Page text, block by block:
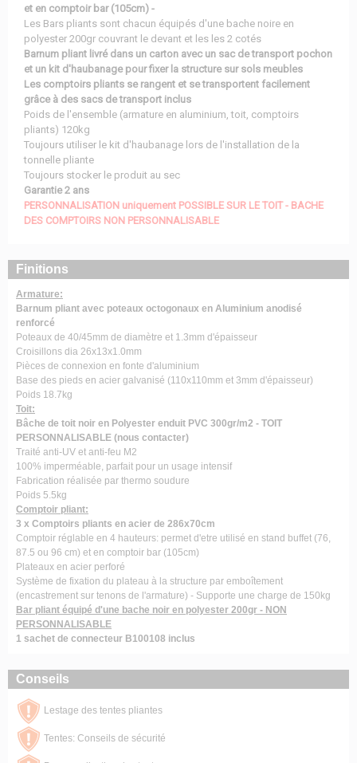
et en comptoir bar (105cm) -
Les Bars pliants sont chacun équipés d'une bache noire en
polyester 200gr couvrant le devant et les les 2 cotés
Barnum pliant livré dans un carton avec un sac de transport pochon
et un kit d'haubanage pour fixer la structure sur sols meubles
Les comptoirs pliants se rangent et se transportent facilement
grâce à des sacs de transport inclus
Poids de l'ensemble (armature en aluminium, toit, comptoirs
pliants) 120kg
Toujours utiliser le kit d'haubanage lors de l'installation de la
tonnelle pliante
Toujours stocker le produit au sec
Garantie 2 ans
PERSONNALISATION uniquement POSSIBLE SUR LE TOIT - BACHE
DES COMPTOIRS NON PERSONNALISABLE
Finitions
Armature:
Barnum pliant avec poteaux octogonaux en Aluminium anodisé
renforcé
Poteaux de 40/45mm de diamètre et 1.3mm d'épaisseur
Croisillons dia 26x13x1.0mm
Pièces de connexion en fonte d'aluminium
Base des pieds en acier galvanisé (110x110mm et 3mm d'épaisseur)
Poids 18.7kg
Toit:
Bâche de toit noir en Polyester enduit PVC 300gr/m2 - TOIT
PERSONNALISABLE (nous contacter)
Traité anti-UV et anti-feu M2
100% imperméable, parfait pour un usage intensif
Fabrication réalisée par thermo soudure
Poids 5.5kg
Comptoir pliant:
3 x Comptoirs pliants en acier de 286x70cm
Comptoir réglable en 4 hauteurs: permet d'etre utilisé en stand buffet (76,
87.5 ou 96 cm) et en comptoir bar (105cm)
Plateaux en acier perforé
Système de fixation du plateau à la structure par emboîtement
(encastrement sur tenons de l'armature) - Supporte une charge de 150kg
Bar pliant équipé d'une bache noir en polyester 200gr - NON
PERSONNALISABLE
1 sachet de connecteur B100108 inclus
Conseils
Lestage des tentes pliantes
Tentes: Conseils de sécurité